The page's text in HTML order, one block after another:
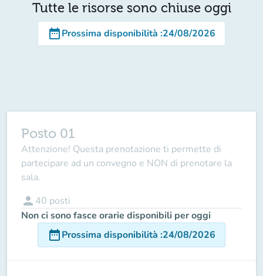
Tutte le risorse sono chiuse oggi
date_rangeProssima disponibilità :24/08/2026
Posto 01
Attenzione! Questa prenotazione ti permette di
partecipare ad un convegno e NON di prenotare la
sala.
person 40 posti
Non ci sono fasce orarie disponibili per oggi
date_rangeProssima disponibilità :24/08/2026